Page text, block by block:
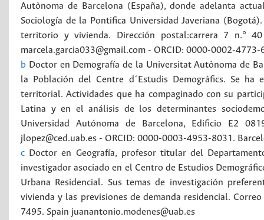
Autònoma de Barcelona (España), donde adelanta
Sociología de la Pontifica Universidad Javeriana
territorio y vivienda. Dirección postal:carrera 7 n.°
marcela.garcia033@gmail.com - ORCID: 0000-0002-4773-
b Doctor en Demografía de la Universitat Autònoma de
la Población del Centre d´Estudis Demogràfics. Se ha
territorial. Actividades que ha compaginado con su
Latina y en el análisis de los determinantes
Universidad Autónoma de Barcelona, Edificio E2
jlopez@ced.uab.es - ORCID: 0000-0003-4953-8031.
c Doctor en Geografía, profesor titular del
investigador asociado en el Centro de Estudios
Urbana Residencial. Sus temas de investigación
vivienda y las previsiones de demanda residencial.
7495. Spain juanantonio.modenes@uab.es